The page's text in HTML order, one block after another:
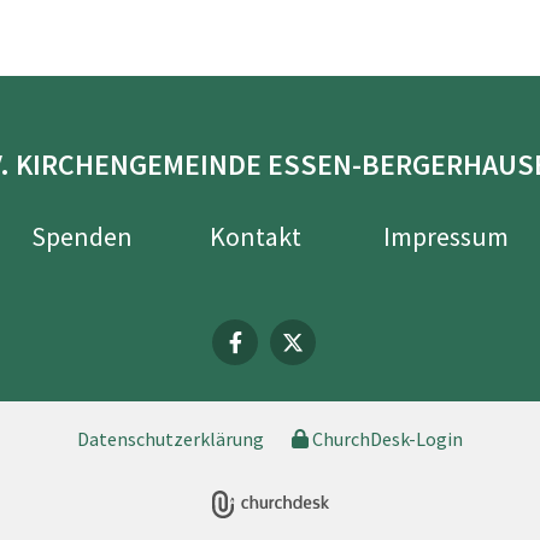
KIRCHENGEMEINDE ESSEN-
Spenden Kontakt Impressum
Datenschutzerklärung ChurchDesk-Login